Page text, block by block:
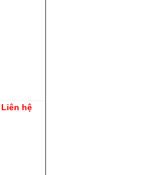
Liên hệ